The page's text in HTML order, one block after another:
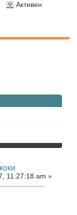
Активен
11:27:18 am »